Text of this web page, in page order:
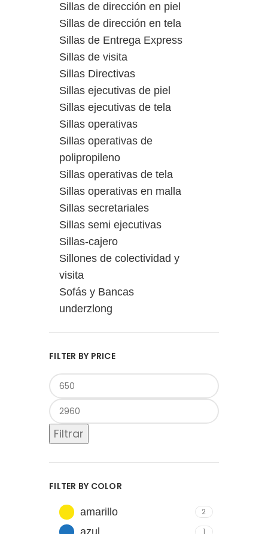
Sillas de dirección en piel
Sillas de dirección en tela
Sillas de Entrega Express
Sillas de visita
Sillas Directivas
Sillas ejecutivas de piel
Sillas ejecutivas de tela
Sillas operativas
Sillas operativas de
polipropileno
Sillas operativas de tela
Sillas operativas en malla
Sillas secretariales
Sillas semi ejecutivas
Sillas-cajero
Sillones de colectividad y
visita
Sofás y Bancas
underzlong
FILTER BY PRICE
Filtrar
FILTER BY COLOR
amarillo 2
1